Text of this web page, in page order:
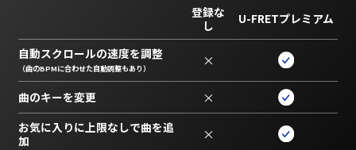
登録な
し
U-FRETプレミアム
自動スクロールの速度を調整
（曲のBPMに合わせた自動調整もあり） ×
曲のキーを変更 ×
お気に入りに上限なしで曲を追
加
×